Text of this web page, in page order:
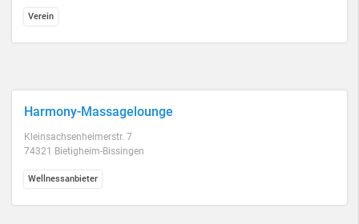
Verein
Harmony-Massagelounge
Kleinsachsenheimerstr. 7
74321 Bietigheim-Bissingen
Wellnessanbieter